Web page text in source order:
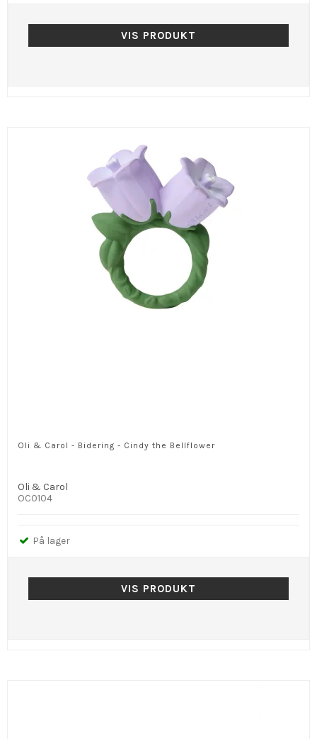
VIS PRODUKT
Oli & Carol - Bidering - Cindy the Bellflower
Oli & Carol
OC0104
På lager
VIS PRODUKT